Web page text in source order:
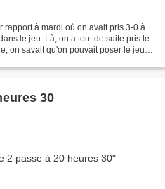
rapport à mardi où on avait pris 3-0 à
le jeu. Là, on a tout de suite pris le
on savait qu'on pouvait poser le jeu
30